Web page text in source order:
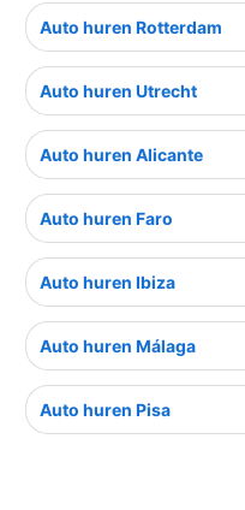
Auto huren Rotterdam
Auto huren Utrecht
Auto huren Alicante
Auto huren Faro
Auto huren Ibiza
Auto huren Málaga
Auto huren Pisa